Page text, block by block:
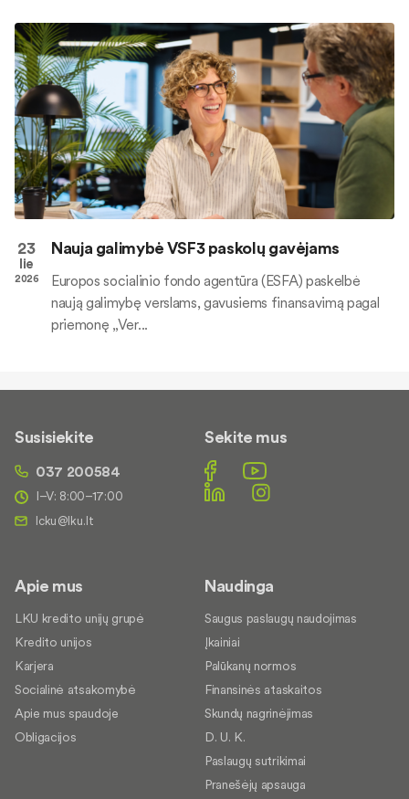
23
lie
2026
Nauja galimybė VSF3 paskolų gavėjams
Europos socialinio fondo agentūra (ESFA) paskelbė
naują galimybę verslams, gavusiems finansavimą pagal
priemonę „Ver...
Susisiekite
037 200584
I–V: 8:00–17:00
Sekite mus
Apie mus
LKU kredito unijų grupė
Kredito unijos
Karjera
Socialinė atsakomybė
Apie mus spaudoje
Obligacijos
Naudinga
Saugus paslaugų naudojimas
Įkainiai
Palūkanų normos
Finansinės ataskaitos
Skundų nagrinėjimas
D. U. K.
Paslaugų sutrikimai
Pranešėjų apsauga